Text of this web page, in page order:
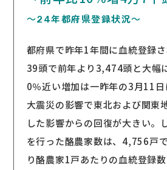
～24年都府県登録状況～
都府県で昨年1年間に血統登録
39頭で前年より3,474頭と大幅
0％近い増加は一昨年の3月11
大震災の影響で東北および関東
した影響からの回復が大きい。
を行った酪農家数は、4,756戸
り酪農家1戸あたりの血統登録